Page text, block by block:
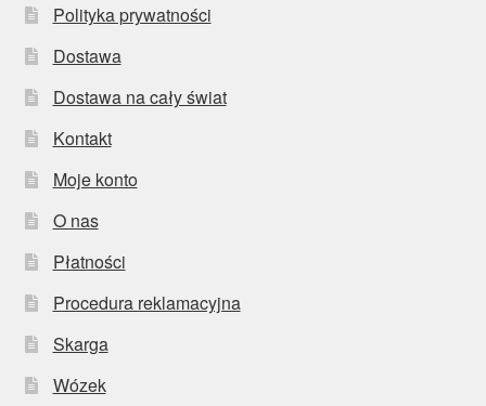
Polityka prywatności
Dostawa
Dostawa na cały świat
Kontakt
Moje konto
O nas
Płatności
Procedura reklamacyjna
Skarga
Wózek